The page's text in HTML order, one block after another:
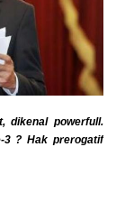
dikenal powerfull.
3 ? Hak prerogatif